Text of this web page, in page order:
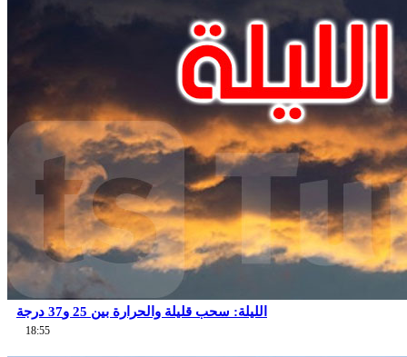
الليلة: سحب قليلة والحرارة بين 25 و37 درجة
18:55